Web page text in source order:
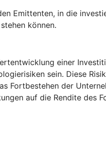
Emittenten, in die
können.
einer
sein. Diese
Fortbestehen der
auf die Rendite des